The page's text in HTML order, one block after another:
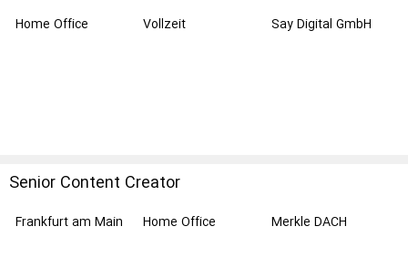
Home Office Vollzeit Say Digital GmbH
Senior Content Creator
Frankfurt am Main Home Office Merkle DACH